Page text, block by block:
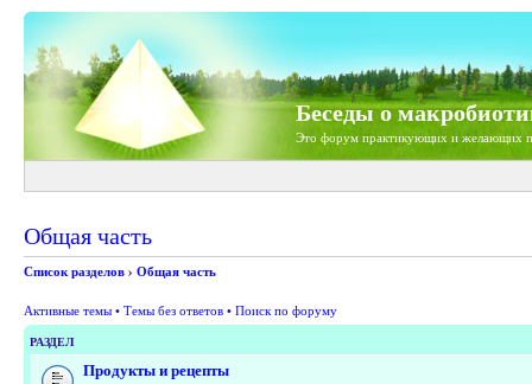
Беседы о
Это форум практикующих и желающих
Общая часть
Список разделов› Общая часть
Активные темы • Темы без ответов • Поиск по форуму
РАЗДЕЛ
Продукты и рецепты